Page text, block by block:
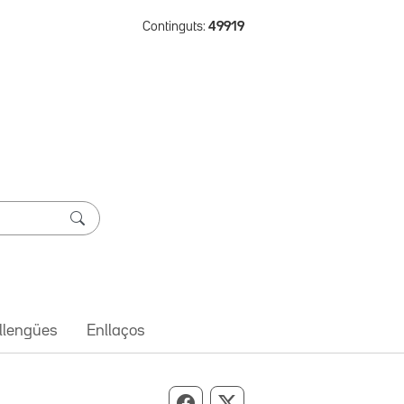
Continguts: 49919
Enllaços